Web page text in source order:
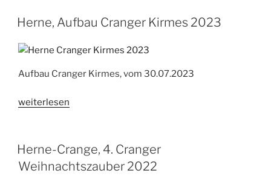
Kirmes
Herne, Aufbau Cranger Kirmes 2023
Aufbau Cranger Kirmes, vom 30.07.2023
„Herne,
Kirmes
2023“
weiterlesen
Herne-Crange, 4. Cranger
Weihnachtszauber 2022